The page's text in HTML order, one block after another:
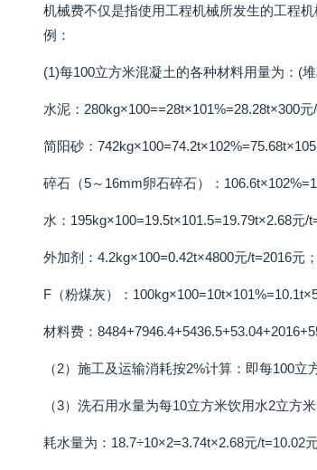
机械费不仅是指使用工程机械所发生的工程
例：
(1)每100立方米混凝土的各种材料用量为：(
水泥：280kg×100==28t×101%=28.28t×300元/
简阳砂：742kg×100=74.2t×102%=75.68t×105
碎石（5～16mm卵石碎石）：
水：195kg×100=19.5t×101.5=19.79t×2.68元/
外加剂：4.2kg×100=0.42t×4800元/t=2016元；
F（粉煤灰）：
材料费：
（2）施工及运输消耗按2%计算：即每100
（3）洗石用水量为每10立方米饮用水2立方
耗水量为：18.7÷10×2=3.74t×2.68元/t=10.02元